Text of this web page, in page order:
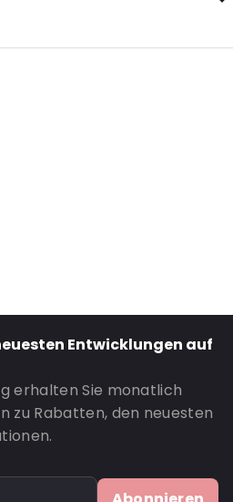
in Packungen zu 100 Stück in
Entwicklungen auf
erhalten Sie monatlich
zu Rabatten, den neuesten